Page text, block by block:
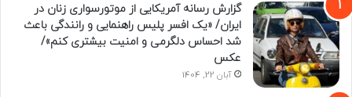
گزارش رسانه آمریکایی از موتورسواری زنان در
ایران/ «یک افسر پلیس راهنمایی و رانندگی باعث
شد احساس دلگرمی و امنیت بیشتری کنم»/
عکس
آبان 22, 1404